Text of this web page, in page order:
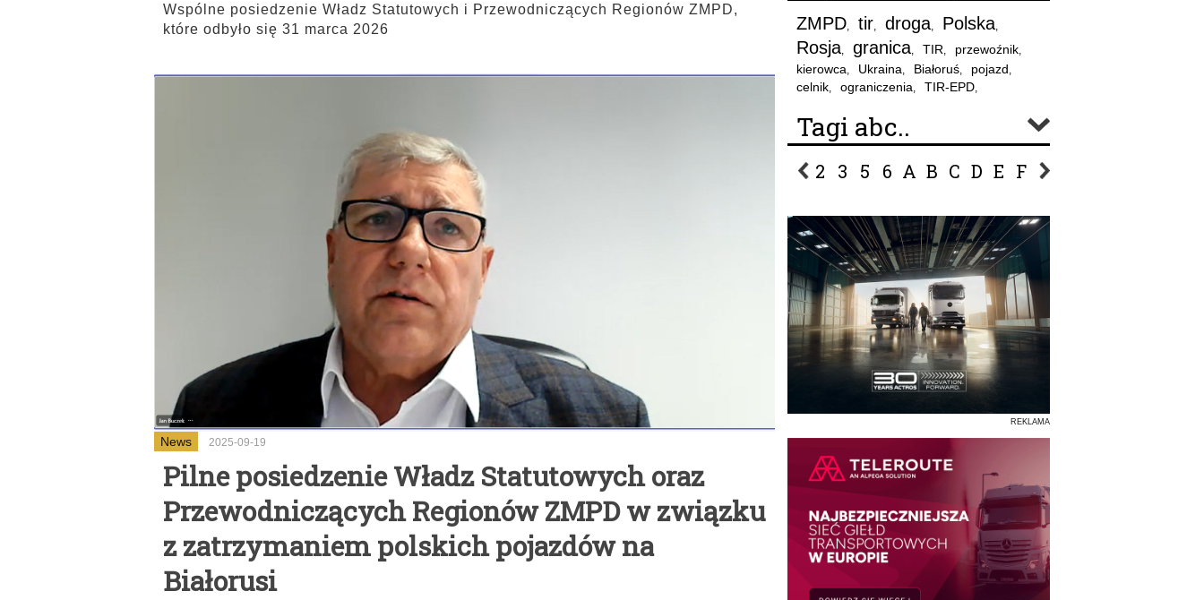
Wspólne posiedzenie Władz Statutowych i Przewodniczących Regionów ZMPD,
które odbyło się 31 marca 2026
News 2025-09-19
Pilne posiedzenie Władz Statutowych oraz
Przewodniczących Regionów ZMPD w związku
z zatrzymaniem polskich pojazdów na
Białorusi
ZMPD, tir, droga, Polska,
Rosja, granica, TIR, przewoźnik,
kierowca, Ukraina, Białoruś, pojazd,
celnik, ograniczenia, TIR-EPD,
Tagi abc..
2 3 5 6 A B C D E F G
REKLAMA